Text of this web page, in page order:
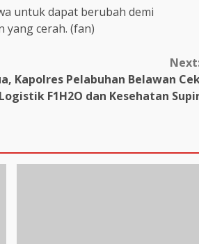
untuk dapat berubah demi
yang cerah. (fan)
Kapolres Pelabuhan Belawan
Logistik F1H2O dan Kesehatan